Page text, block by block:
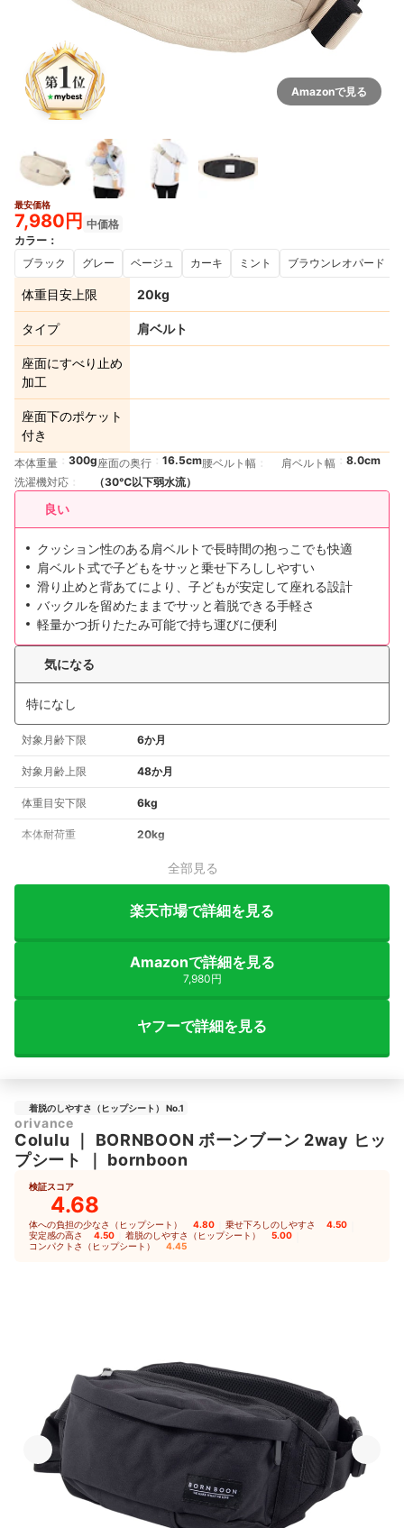
Amazonで見る
最安価格
7,980円 中価格
カラー ：
ブラック
グレー ベージュ カーキ ミント ブラウンレオパード
体重目安上限 20kg
タイプ 肩ベルト
座面にすべり止め
加工
座面下のポケット
付き
本体重量 300g座面の奥行 16.5cm腰ベルト幅 肩ベルト幅
8.0cm
洗濯機対応
（30℃以下弱水流）
良い
クッション性のある肩ベルトで長時間の抱っこでも快適
肩ベルト式で子どもをサッと乗せ下ろししやすい
滑り止めと背あてにより、子どもが安定して座れる設計
バックルを留めたままでサッと着脱できる手軽さ
軽量かつ折りたたみ可能で持ち運びに便利
気になる
特になし
対象月齢下限 6か月
対象月齢上限 48か月
体重目安下限 6kg
本体耐荷重 20kg
全部見る
楽天市場で詳細を見る
Amazonで詳細を見る
7,980円
ヤフーで詳細を見る
着脱のしやすさ（ヒップシート） No.1
orivance
Colulu ｜ BORNBOON ボーンブーン 2way ヒッ
プシート
｜ bornboon
検証スコア
4.68
体への負担の少なさ（ヒップシート） 4.80 乗せ下ろしのしやすさ 4.50
安定感の高さ 4.50 着脱のしやすさ（ヒップシート） 5.00
コンパクトさ（ヒップシート） 4.45